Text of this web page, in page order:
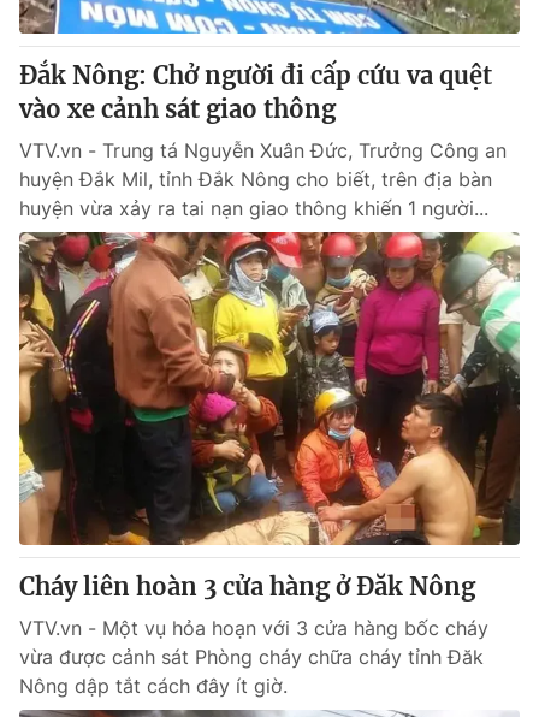
Đắk Nông: Chở người đi cấp cứu va quệt
vào xe cảnh sát giao thông
VTV.vn - Trung tá Nguyễn Xuân Đức, Trưởng Công an
huyện Đắk Mil, tỉnh Đắk Nông cho biết, trên địa bàn
huyện vừa xảy ra tai nạn giao thông khiến 1 người...
Cháy liên hoàn 3 cửa hàng ở Đăk Nông
VTV.vn - Một vụ hỏa hoạn với 3 cửa hàng bốc cháy
vừa được cảnh sát Phòng cháy chữa cháy tỉnh Đăk
Nông dập tắt cách đây ít giờ.